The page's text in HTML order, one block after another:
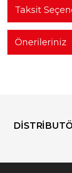
Taksit
Önerileriniz